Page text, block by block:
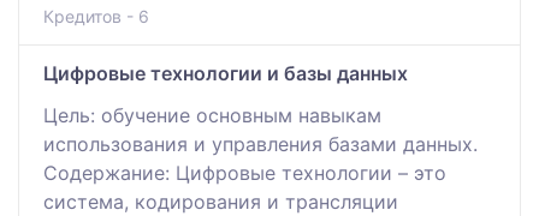
Кредитов - 6
Цифровые технологии и базы данных
Цель: обучение основным навыкам
использования и управления базами данных.
Содержание: Цифровые технологии – это
система, кодирования и трансляции